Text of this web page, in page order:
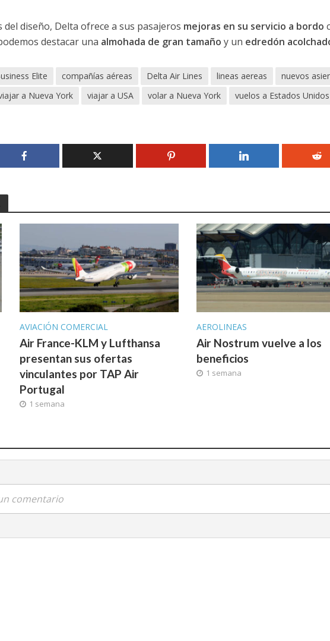
diseño, Delta ofrece a sus pasajeros mejoras en su servicio a bordo
destacar una almohada de gran tamaño y un edredón
Elite compañías aéreas Delta Air Lines lineas aereas
nuevos
a Nueva York viajar a USA volar a Nueva York
vuelos a Estados Unidos
AVIACIÓN COMERCIAL
Air France-KLM y Lufthansa
presentan sus ofertas
vinculantes por TAP Air
Portugal
1 semana
AEROLINEAS
Air Nostrum vuelve a los
beneficios
1 semana
comentario